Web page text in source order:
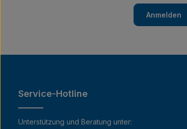
Anmelden
Service-Hotline
Unterstützung und Beratung unter: